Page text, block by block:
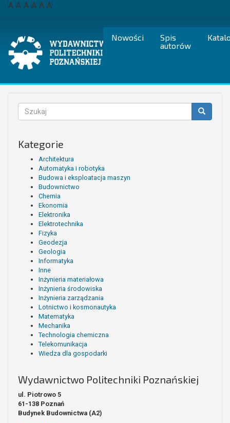
Przejdź
A A A A A A
Nowości
Spis
autorów
Formularz
wyszukiwania
Kategorie
Architektura
Automatyka i robotyka
Budowa i eksploatacja maszyn
Budownictwo
Chemia
Ekonomia
Elektronika
Elektrotechnika
Fizyka
Geodezja
Geologia
Informatyka
Inne
Inżynieria materiałowa
Inżynieria środowiska
Inżynieria zarządzania
Lotnictwo i kosmonautyka
Matematyka
Mechanika
Technologia chemiczna
Telekomunikacja
Wiedza dla gospodarki
Wydawnictwo Politechniki Poznańskiej
ul. Piotrowo 5
61-138 Poznań
Budynek Budownictwa (A2)